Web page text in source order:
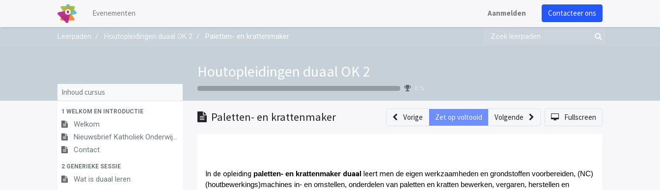
Evenementen Aanmelden Contacteer ons
Leerpaden Houtopleidingen duaal OK 2 Paletten- en krattenmaker
Houtopleidingen duaal OK 2
0 %
Inhoud cursus
1 WELKOM EN INTRODUCTIE
Welkom
Nieuwsbrief Katholiek Onderwijs Vlaanderen
Contact
2 GENERIEKE SESSIE
Wat is duaal leren
Paletten- en krattenmaker Vorige Zet op voltooid Volgende Fullscreen
In de opleiding paletten- en krattenmaker duaal leert men de eigen werkzaamheden en grondstoffen voorbereiden, (NC)
(houtbewerkings)machines in- en omstellen, onderdelen van paletten en kratten bewerken, vergaren, herstellen en